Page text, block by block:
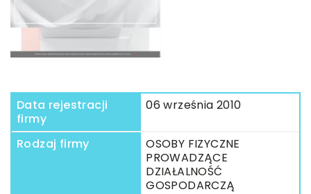
Data rejestracji
firmy
06 września 2010
Rodzaj firmy
OSOBY FIZYCZNE
PROWADZĄCE
DZIAŁALNOŚĆ
GOSPODARCZĄ